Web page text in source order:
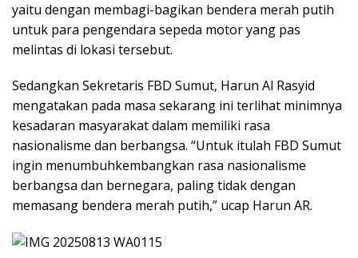
yaitu dengan membagi-bagikan bendera merah putih
untuk para pengendara sepeda motor yang pas
melintas di lokasi tersebut.
Sedangkan Sekretaris FBD Sumut, Harun Al Rasyid
mengatakan pada masa sekarang ini terlihat minimnya
kesadaran masyarakat dalam memiliki rasa
nasionalisme dan berbangsa. “Untuk itulah FBD Sumut
ingin menumbuhkembangkan rasa nasionalisme
berbangsa dan bernegara, paling tidak dengan
memasang bendera merah putih,” ucap Harun AR.